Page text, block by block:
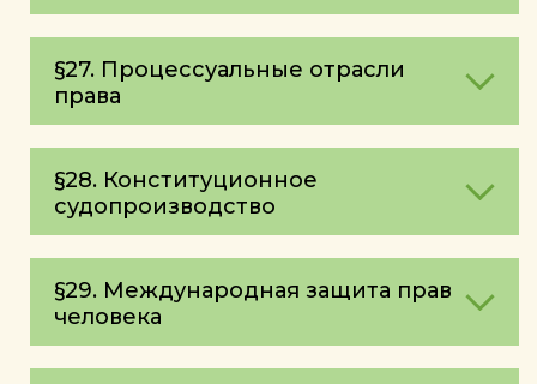
§27. Процессуальные отрасли
права
§28. Конституционное
судопроизводство
§29. Международная защита прав
человека